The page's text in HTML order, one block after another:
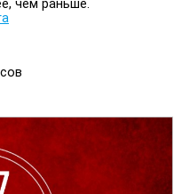
чем раньше.